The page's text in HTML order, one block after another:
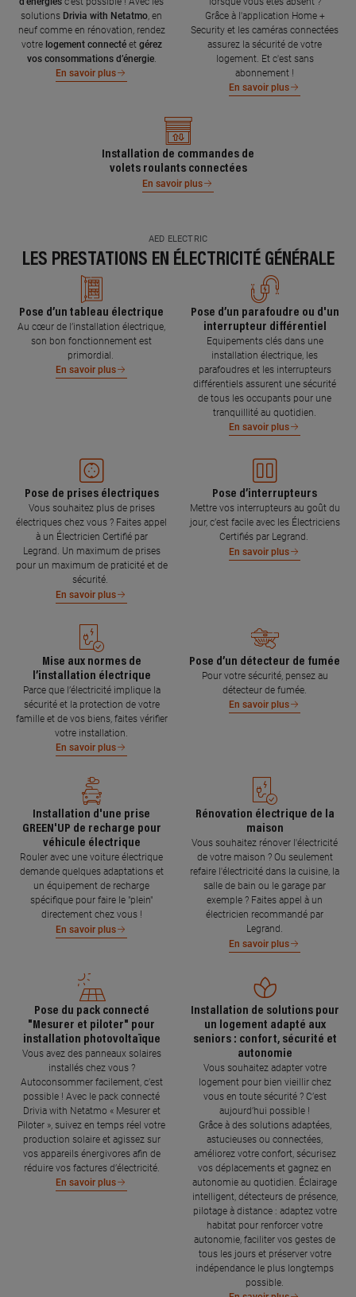
solutions Drivia with Netatmo , en
neuf comme en rénovation, rendez
votre logement connecté et gérez
vos consommations d’énergie.
En savoir plus
Grâce à l'application Home +
Security et les caméras connectées
assurez la sécurité de votre
logement. Et c'est sans
abonnement !
En savoir plus
Installation de commandes de
volets roulants connectées
En savoir plus
AED ELECTRIC
LES PRESTATIONS EN ÉLECTRICITÉ GÉNÉRALE
Pose d’un tableau électrique
Au cœur de l’installation électrique,
son bon fonctionnement est
primordial.
En savoir plus
Pose d’un parafoudre ou d'un
interrupteur différentiel
Equipements clés dans une
installation électrique, les
parafoudres et les interrupteurs
différentiels assurent une sécurité
de tous les occupants pour une
tranquillité au quotidien.
En savoir plus
Pose de prises électriques
Vous souhaitez plus de prises
électriques chez vous ? Faites appel
à un Électricien Certifié par
Legrand. Un maximum de prises
pour un maximum de praticité et de
sécurité.
En savoir plus
Pose d’interrupteurs
Mettre vos interrupteurs au goût du
jour, c’est facile avec les Électriciens
Certifiés par Legrand.
En savoir plus
Mise aux normes de
l’installation électrique
Parce que l’électricité implique la
sécurité et la protection de votre
famille et de vos biens, faites vérifier
votre installation.
En savoir plus
Pose d’un détecteur de fumée
Pour votre sécurité, pensez au
détecteur de fumée.
En savoir plus
Installation d'une prise
GREEN'UP de recharge pour
véhicule électrique
Rouler avec une voiture électrique
demande quelques adaptations et
un équipement de recharge
spécifique pour faire le "plein"
directement chez vous !
En savoir plus
Rénovation électrique de la
maison
Vous souhaitez rénover l'électricité
de votre maison ? Ou seulement
refaire l'électricité dans la cuisine, la
salle de bain ou le garage par
exemple ? Faites appel à un
électricien recommandé par
Legrand.
En savoir plus
Pose du pack connecté
"Mesurer et piloter" pour
installation photovoltaïque
Vous avez des panneaux solaires
installés chez vous ?
Autoconsommer facilement, c’est
possible ! Avec le pack connecté
Drivia with Netatmo « Mesurer et
Piloter », suivez en temps réel votre
production solaire et agissez sur
vos appareils énergivores afin de
réduire vos factures d’électricité.
En savoir plus
Installation de solutions pour
un logement adapté aux
seniors : confort, sécurité et
autonomie
Vous souhaitez adapter votre
logement pour bien vieillir chez
vous en toute sécurité ? C’est
aujourd’hui possible !
Grâce à des solutions adaptées,
astucieuses ou connectées,
améliorez votre confort, sécurisez
vos déplacements et gagnez en
autonomie au quotidien. Éclairage
intelligent, détecteurs de présence,
pilotage à distance : adaptez votre
habitat pour renforcer votre
autonomie, faciliter vos gestes de
tous les jours et préserver votre
indépendance le plus longtemps
possible.